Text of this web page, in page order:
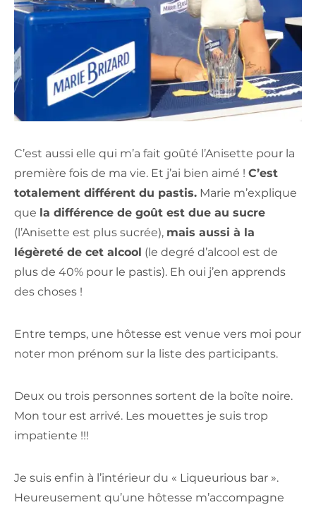
C’est aussi elle qui m’a fait goûté l’Anisette pour la
première fois de ma vie. Et j’ai bien aimé ! C’est
totalement différent du pastis. Marie m’explique
que la différence de goût est due au sucre
(l’Anisette est plus sucrée), mais aussi à la
légèreté de cet alcool (le degré d’alcool est de
plus de 40% pour le pastis). Eh oui j’en apprends
des choses !
Entre temps, une hôtesse est venue vers moi pour
noter mon prénom sur la liste des participants.
Deux ou trois personnes sortent de la boîte noire.
Mon tour est arrivé. Les mouettes je suis trop
impatiente !!!
Je suis enfin à l’intérieur du « Liqueurious bar ».
Heureusement qu’une hôtesse m’accompagne